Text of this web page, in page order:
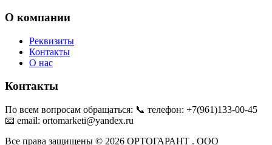
О компании
Реквизиты
Контакты
О нас
Контакты
По всем вопросам обращаться: 📞 телефон: +7(961)133-00-45
📧 email: ortomarketi@yandex.ru
Все права защищены © 2026 ОРТОГАРАНТ . ООО